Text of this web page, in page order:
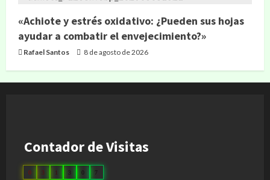
«Achiote y estrés oxidativo: ¿Pueden sus hojas
ayudar a combatir el envejecimiento?»
Rafael Santos 8 de agosto de 2026
Contador de Visitas
0 3 1 0 7